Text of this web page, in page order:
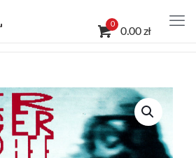
0
0.00 zł